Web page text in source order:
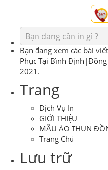
Bạn đang xem các bài
Phục Tại Bình Định|Đồng
2021.
Trang
Dịch Vụ In
GIỚI THIỆU
MẪU ÁO THUN
Trang Chủ
Lưu trữ